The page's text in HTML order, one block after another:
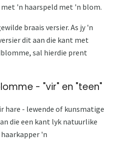
'n haarspeld met 'n blom.
braais versier. As jy 'n
dit aan die kant met
sal hierdie prent
- "vir" en "teen"
hare - lewende of kunsmatige
die een kant lyk natuurlike
'n